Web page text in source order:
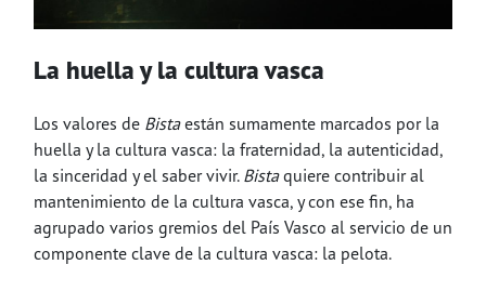
La huella y la cultura vasca
Los valores de Bistaestán sumamente marcados por la
huella y la cultura vasca: la fraternidad, la autenticidad,
la sinceridad y el saber vivir. Bistaquiere contribuir al
mantenimiento de la cultura vasca, y con ese fin, ha
agrupado varios gremios del País Vasco al servicio de un
componente clave de la cultura vasca: la pelota.